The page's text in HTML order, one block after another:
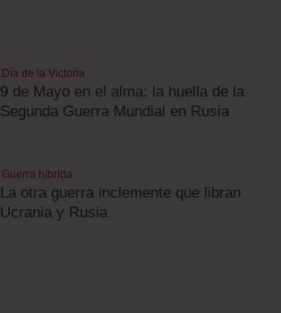
Día de la Victoria
9 de Mayo en el alma: la huella de la
Segunda Guerra Mundial en Rusia
Guerra híbrida
La otra guerra inclemente que libran
Ucrania y Rusia